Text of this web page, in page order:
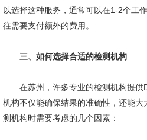
以选择这种服务，通常可以在1-2个工
往需要支付额外的费用。
三、如何选择合适的检测机构
在苏州，许多专业的检测机构提供
机构不仅能确保结果的准确性，还能
测机构时需要考虑的几个因素：